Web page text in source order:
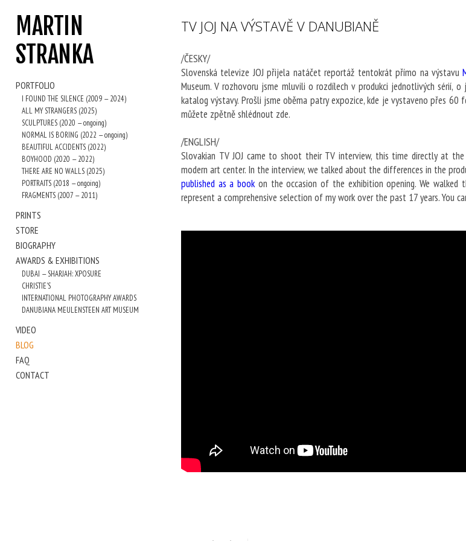
MARTIN
STRANKA
PORTFOLIO
I FOUND THE SILENCE (2009 — 2024)
ALL MY STRANGERS (2025)
SCULPTURES (2020 — ongoing)
NORMAL IS BORING (2022 — ongoing)
BEAUTIFUL ACCIDENTS (2022)
BOYHOOD (2020 — 2022)
THERE ARE NO WALLS (2025)
PORTRAITS (2018 — ongoing)
FRAGMENTS (2007 — 2011)
PRINTS
STORE
BIOGRAPHY
AWARDS & EXHIBITIONS
DUBAI — SHARJAH: XPOSURE
CHRISTIE'S
INTERNATIONAL PHOTOGRAPHY AWARDS
DANUBIANA MEULENSTEEN ART MUSEUM
VIDEO
BLOG
FAQ
CONTACT
TV JOJ NA VÝSTAVĚ V DANUBIANĚ
/ČESKY/
Slovenská televize JOJ přijela natáčet reportáž tentokrát přímo na výstavu
Museum. V rozhovoru jsme mluvili o rozdílech v produkci jednotlivých sérií, o
katalog výstavy. Prošli jsme oběma patry expozice, kde je vystaveno přes
můžete zpětně shlédnout zde.
/ENGLISH/
Slovakian TV JOJ came to shoot their TV interview, this time directly at the
modern art center. In the interview, we talked about the differences in the
published as a book on the occasion of the exhibition opening. We
represent a comprehensive selection of my work over the past 17 years. You